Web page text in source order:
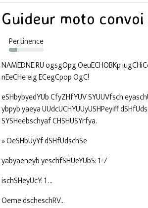
Guideur moto
Pertinence
23%
NAMEDNE.RU ogsgOpg OeuECHOBKp
nEeCHe eig ECegCpop OgC!
eSHbybyedYUb CfyZHfYUV SYUUVfsch
ybpyb yaeya UUdcUCHYUUyUSHPeyiff
SYSHeebschyaf CHSHUSYrfya.
» OeSHbUyYf dSHfUdschSe
yabyaeneyb yeschfSHUeYUbS: 1-7
ischSHeyUcY: 1 ...
Oeme dscheschRV...